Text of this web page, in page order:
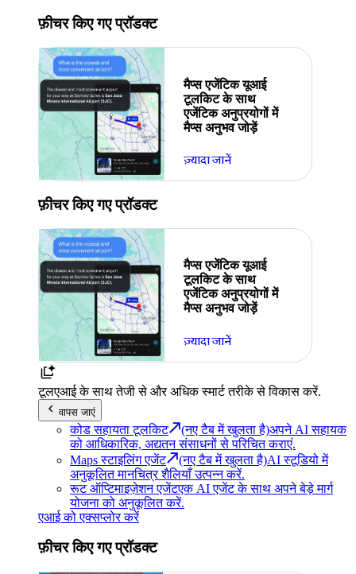
फ़ीचर किए गए प्रॉडक्ट
मैप्स एजेंटिक यूआई
टूलकिट के साथ
एजेंटिक अनुप्रयोगों में
मैप्स अनुभव जोड़ें
ज़्यादा जानें
फ़ीचर किए गए प्रॉडक्ट
मैप्स एजेंटिक यूआई
टूलकिट के साथ
एजेंटिक अनुप्रयोगों में
मैप्स अनुभव जोड़ें
ज़्यादा जानें
टूलएआई के साथ तेजी से और अधिक स्मार्ट तरीके से विकास करें.
वापस जाएं
कोड सहायता टूलकिट (नए टैब में खुलता है)अपने AI सहायक
को आधिकारिक, अद्यतन संसाधनों से परिचित कराएं.
Maps स्टाइलिंग एजेंट
(नए टैब में खुलता है)AI स्टूडियो में
अनुकूलित मानचित्र शैलियाँ उत्पन्न करें.
रूट ऑप्टिमाइज़ेशन एजेंटएक AI एजेंट के साथ अपने बेड़े मार्ग
योजना को अनुकूलित करें.
एआई को एक्सप्लोर करें
फ़ीचर किए गए प्रॉडक्ट